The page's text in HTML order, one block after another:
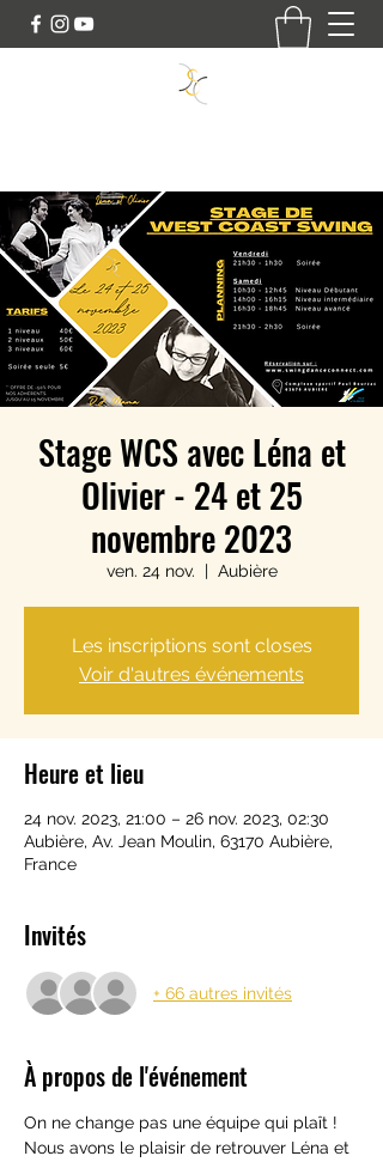
Stage WCS avec Léna et
Olivier - 24 et 25
novembre 2023
ven. 24 nov.
  |
Aubière
Les inscriptions sont closes
Voir d'autres événements
Heure et lieu
24 nov. 2023, 21:00 – 26 nov. 2023, 02:30
Aubière, Av. Jean Moulin, 63170 Aubière,
France
Invités
+ 66 autres invités
À propos de l'événement
On ne change pas une équipe qui plaît !
Nous avons le plaisir de retrouver Léna et